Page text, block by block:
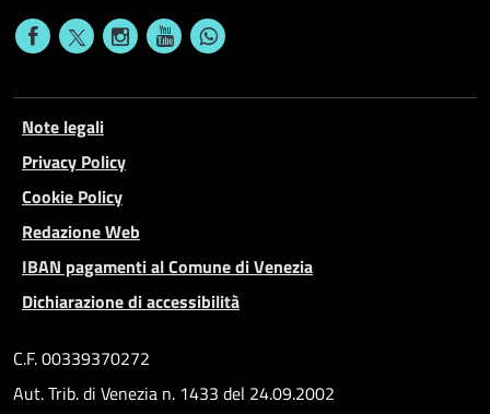
Note legali
Privacy Policy
Cookie Policy
Redazione Web
IBAN pagamenti al Comune di Venezia
Dichiarazione di accessibilità
C.F. 00339370272
Aut. Trib. di Venezia n. 1433 del 24.09.2002